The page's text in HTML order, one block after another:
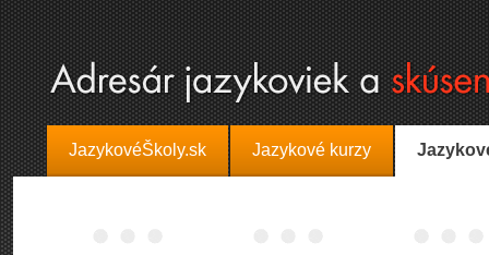
JazykovéŠkoly.sk Jazykové kurzy